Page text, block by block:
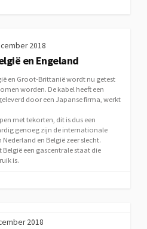
2018
en Engeland
en Groot-Brittanië wordt nu getest
worden. De kabel heeft een
door een Japanse firma, werkt
met tekorten, dit is dus een
genoeg zijn de internationale
en België zeer slecht.
België een gascentrale staat die
is.
2018